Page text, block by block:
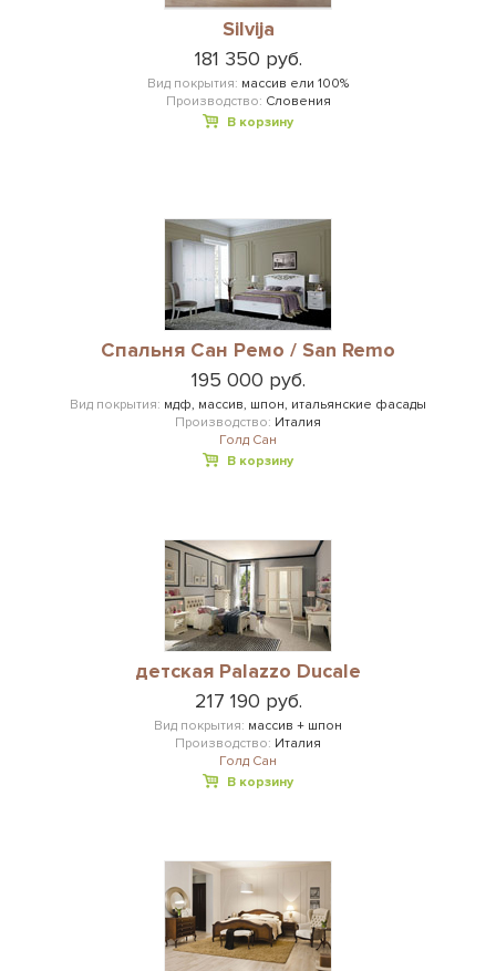
Silvija
181 350 руб.
Вид покрытия: массив ели 100%
Производство: Словения
В корзину
Cпальня Сан Ремо / San Remo
195 000 руб.
Вид покрытия: мдф, массив, шпон, итальянские фасады
Производство: Италия
Голд Сан
В корзину
детская Palazzo Ducale
217 190 руб.
Вид покрытия: массив + шпон
Производство: Италия
Голд Сан
В корзину